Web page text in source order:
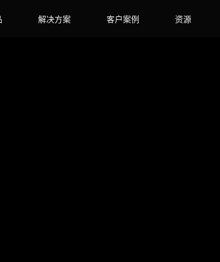
解决方案 客户案例 资源